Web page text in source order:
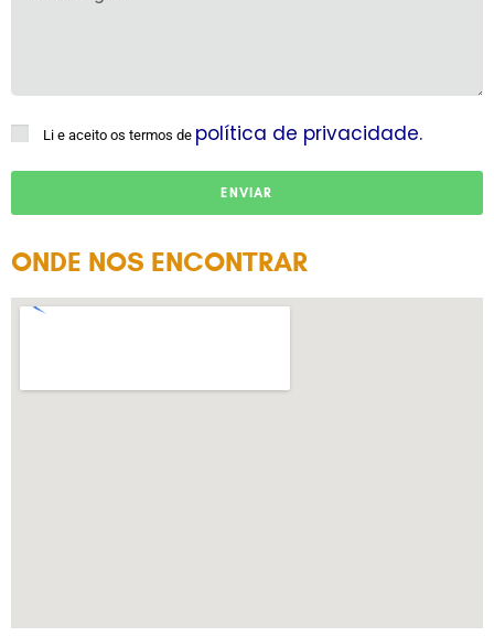
Li e aceito os termos de política de privacidade.
ENVIAR
ONDE NOS ENCONTRAR